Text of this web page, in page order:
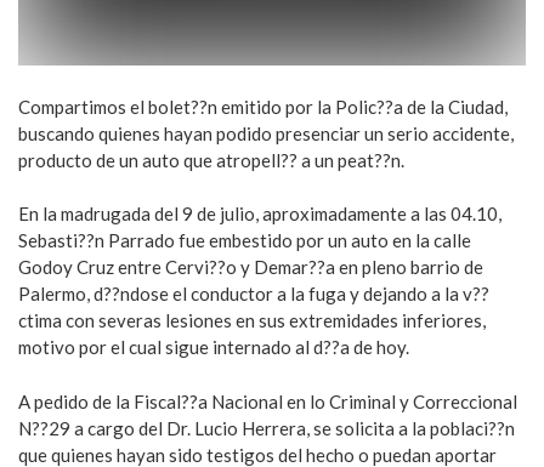
Compartimos el bolet??n emitido por la Polic??a de la Ciudad,
buscando quienes hayan podido presenciar un serio accidente,
producto de un auto que atropell?? a un peat??n.
En la madrugada del 9 de julio, aproximadamente a las 04.10,
Sebasti??n Parrado fue embestido por un auto en la calle
Godoy Cruz entre Cervi??o y Demar??a en pleno barrio de
Palermo, d??ndose el conductor a la fuga y dejando a la v??
ctima con severas lesiones en sus extremidades inferiores,
motivo por el cual sigue internado al d??a de hoy.
A pedido de la Fiscal??a Nacional en lo Criminal y Correccional
N??29 a cargo del Dr. Lucio Herrera, se solicita a la poblaci??n
que quienes hayan sido testigos del hecho o puedan aportar